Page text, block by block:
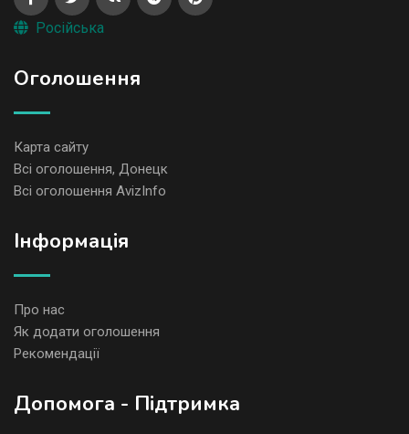
Російська
Оголошення
Карта сайту
Всі оголошення, Донецк
Всі оголошення AvizInfo
Iнформація
Про нас
Як додати оголошення
Рекомендації
Допомога - Підтримка